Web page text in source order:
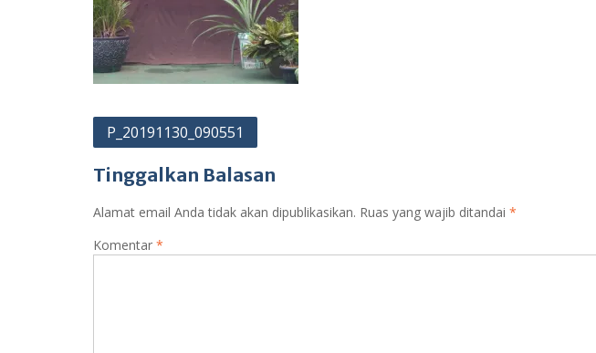
Navigasi
P_20191130_090551
Tinggalkan Balasan
Alamat email Anda tidak akan dipublikasikan. Ruas yang wajib ditandai *
Komentar *